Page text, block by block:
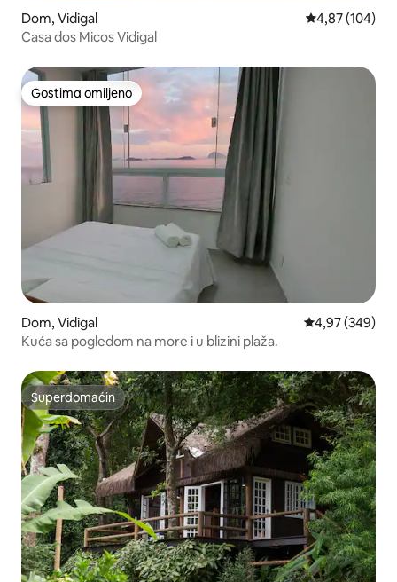
Dom, Vidigal Prosečna
4,87 (104)
Casa dos Micos Vidigal
Gostima omiljeno
Gostima omiljeno
Dom, Vidigal Prosečna
4,97 (349)
Kuća sa pogledom na more i u blizini plaža.
Superdomaćin
Superdomaćin